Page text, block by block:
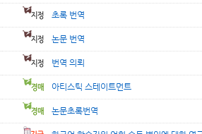
초록 번역
논문 번역
번역 의뢰
아티스틱 스테이트먼트
논문초록번역